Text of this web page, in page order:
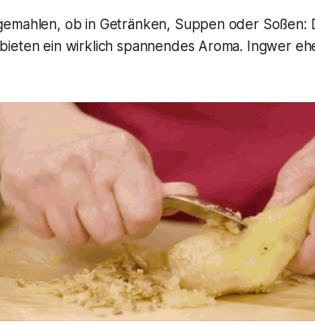
ob in Getränken, Suppen oder Soßen:
ein wirklich spannendes Aroma. Ingwer